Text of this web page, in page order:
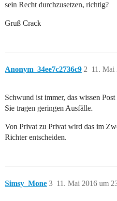
sein Recht durchzusetzen, richtig?
Gruß Crack
Anonym_34ee7c2736c9 11. Mai
2
Schwund ist immer, das wissen
Sie tragen geringen Ausfälle.
Von Privat zu Privat wird das im
Richter entscheiden.
Simsy_Mone 11. Mai 2016 um
3